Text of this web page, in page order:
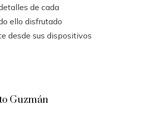
de cada
ello disfrutado
desde sus dispositivos
Guzmán